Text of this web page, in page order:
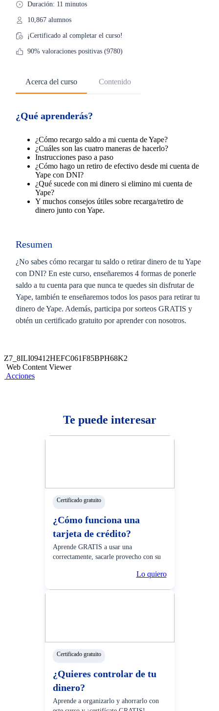
Duración: 11 minutos
10,867 alumnos
¡Certificado al completar el curso!
90% valoraciones positivas (9780)
Acerca del curso Contenido
¿Qué aprenderás?
¿Cómo recargo saldo a mi cuenta de Yape?
¿Cuáles son las cuatro maneras de hacerlo?
Instrucciones paso a paso
¿Cómo hago un retiro de efectivo desde mi cuenta de
Yape con DNI?
¿Qué sucede con mi dinero si elimino mi cuenta de
Yape?
Y muchos consejos útiles sobre recarga/retiro de
dinero junto con Yape.
Resumen
¿No sabes cómo recargar tu saldo o retirar dinero de tu Yape
con DNI? En este curso, enseñaremos 4 formas de ponerle
saldo a tu cuenta para que nunca te quedes sin disfrutar de
Yape, también te enseñaremos todos los pasos para retirar tu
dinero de Yape. Además, participa por sorteos GRATIS y
obtén un certificado gratuito por aprender con nosotros.
Z7_8ILI09412HEFC061F85BPH68K2
Web Content Viewer
Acciones
Te puede interesar
Certificado gratuito
¿Cómo funciona una
tarjeta de crédito?
Aprende GRATIS a usar una
correctamente, sacarle provecho con su
Lo quiero
Certificado gratuito
¿Quieres controlar de tu
dinero?
Aprende a organizarlo y ahorrarlo con